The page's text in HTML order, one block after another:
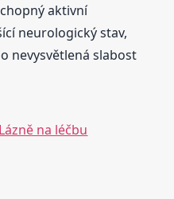
aktivní
neurologický stav,
nevysvětlená slabost
Lázně na léčbu